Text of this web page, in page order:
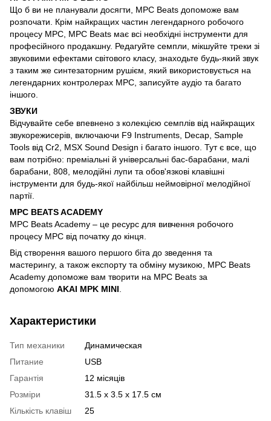
Що б ви не планували досягти, MPC Beats допоможе вам
розпочати. Крім найкращих частин легендарного робочого
процесу MPC, MPC Beats має всі необхідні інструменти для
професійного продакшну. Редагуйте семпли, мікшуйте треки зі
звуковими ефектами світового класу, знаходьте будь-який звук
з таким же синтезаторним рушієм, який використовується на
легендарних контролерах MPC, записуйте аудіо та багато
іншого.
ЗВУКИ
Відчувайте себе впевнено з колекцією семплів від найкращих
звукорежисерів, включаючи F9 Instruments, Decap, Sample
Tools від Cr2, MSX Sound Design і багато іншого. Тут є все, що
вам потрібно: преміальні й універсальні бас-барабани, малі
барабани, 808, мелодійні лупи та обов'язкові клавішні
інструменти для будь-якої найбільш неймовірної мелодійної
партії.
MPC BEATS ACADEMY
MPC Beats Academy – це ресурс для вивчення робочого
процесу MPC від початку до кінця.
Від створення вашого першого біта до зведення та
мастерингу, а також експорту та обміну музикою, MPC Beats
Academy допоможе вам творити на MPC Beats за
допомогою AKAI MPK MINI
Характеристики
Тип механики
Динамическая
Питание
USB
Гарантія
12 місяців
Розміри
31.5 x 3.5 x 17.5 см
Кількість клавіш
25